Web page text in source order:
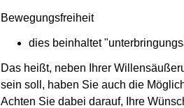
Bewegungsfreiheit
dies beinhaltet
Das heißt, neben Ihrer
sein soll, haben Sie auch die
Achten Sie dabei darauf, Ihre